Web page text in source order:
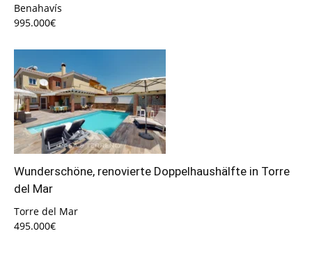
Benahavís
995.000€
Wunderschöne, renovierte Doppelhaushälfte in Torre
del Mar
Torre del Mar
495.000€